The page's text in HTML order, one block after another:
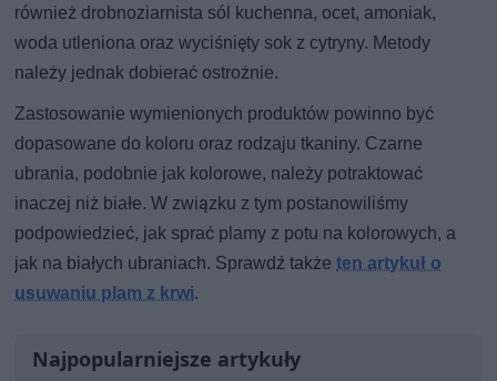
również drobnoziarnista sól kuchenna, ocet, amoniak,
woda utleniona oraz wyciśnięty sok z cytryny. Metody
należy jednak dobierać ostrożnie.
Zastosowanie wymienionych produktów powinno być
dopasowane do koloru oraz rodzaju tkaniny. Czarne
ubrania, podobnie jak kolorowe, należy potraktować
inaczej niż białe. W związku z tym postanowiliśmy
podpowiedzieć, jak sprać plamy z potu na kolorowych, a
jak na białych ubraniach. Sprawdź takżeten artykuł o
usuwaniu plam z krwi.
Najpopularniejsze artykuły